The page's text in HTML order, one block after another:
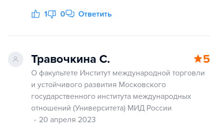
1 0 Ответить
Травочкина С. 5
О факультете Институт международной торговли
и устойчивого развития Московского
государственного института международных
отношений (Университета) МИД России
20 апреля 2023